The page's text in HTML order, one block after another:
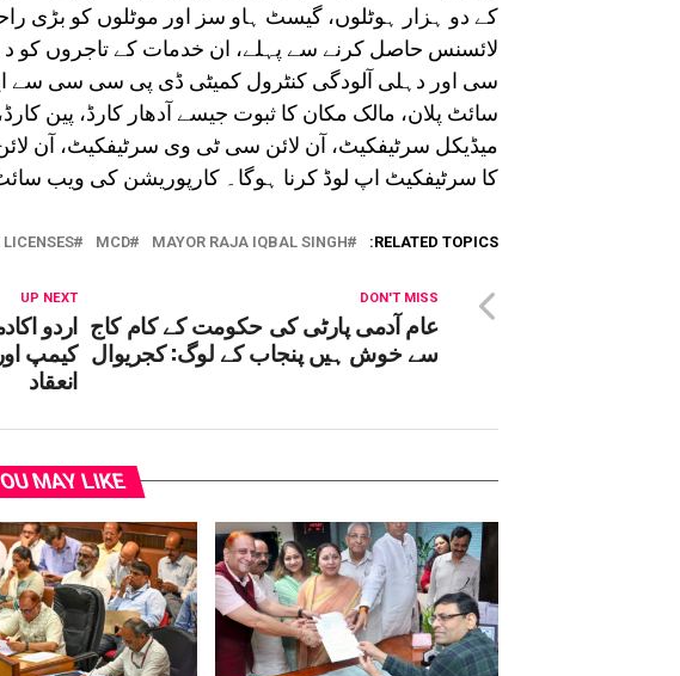
کے دو ہزار ہوٹلوں، گیسٹ ہاو سز اور موٹلوں کو بڑی
لائسنس حاصل کرنے سے پہلے، ان خدمات کے تاجروں کو
سی اور دہلی آلودگی کنٹرول کمیٹی ڈی پی سی سی سے
سائٹ پلان، مالک مکان کا ثبوت جیسے آدھار کارڈ، پین
میڈیکل سرٹیفکیٹ، آن لائن سی ٹی وی سرٹیفکیٹ، آن
کا سرٹیفکیٹ اپ لوڈ کرنا ہوگا۔ کارپوریشن کی ویب
RELATED TOPICS:
MAYOR RAJA IQBAL SINGH
MCD
LICENSES
UP NEXT
اردو
کیمپ
انعقاد
DON'T MISS
عام آدمی پارٹی کی حکومت کے کام کاج
سے خوش ہیں پنجاب کے لوگ: کجریوال
MAY LIKE